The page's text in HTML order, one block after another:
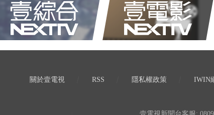
關於壹電視 RSS 隱私權政策 IWIN